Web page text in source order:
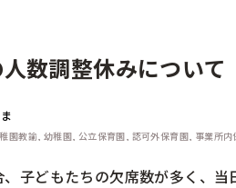
数調整休みについて
園教諭, 幼稚園, 公立保育園, 認可外保育園, 事業所内
子どもたちの欠席数が多く、